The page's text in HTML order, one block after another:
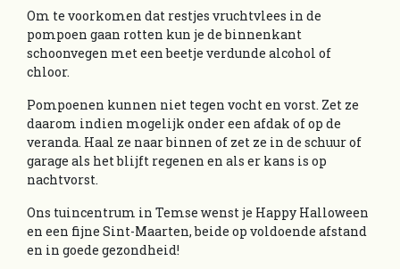
Om te voorkomen dat restjes vruchtvlees in de
pompoen gaan rotten kun je de binnenkant
schoonvegen met een beetje verdunde alcohol of
chloor.
Pompoenen kunnen niet tegen vocht en vorst. Zet ze
daarom indien mogelijk onder een afdak of op de
veranda. Haal ze naar binnen of zet ze in de schuur of
garage als het blijft regenen en als er kans is op
nachtvorst.
Ons tuincentrum in Temse wenst je Happy Halloween
en een fijne Sint-Maarten, beide op voldoende afstand
en in goede gezondheid!